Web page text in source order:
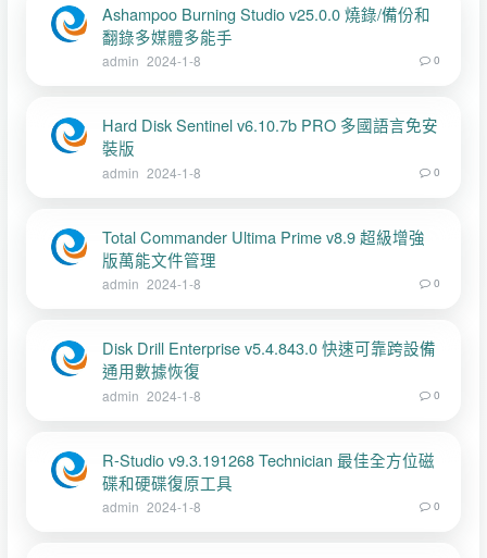
Ashampoo Burning Studio v25.0.0 燒錄/備份和
翻錄多媒體多能手
admin 2024-1-8 0
Hard Disk Sentinel v6.10.7b PRO 多國語言免安
裝版
admin 2024-1-8 0
Total Commander Ultima Prime v8.9 超級增強
版萬能文件管理
admin 2024-1-8 0
Disk Drill Enterprise v5.4.843.0 快速可靠跨設備
通用數據恢復
admin 2024-1-8 0
R-Studio v9.3.191268 Technician 最佳全方位磁
碟和硬碟復原工具
admin 2024-1-8 0